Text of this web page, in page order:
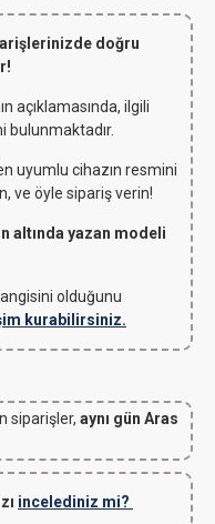
doğru
açıklamasında, ilgili
bulunmaktadır.
uyumlu cihazın resmini
ve öyle sipariş verin!
altında yazan modeli
olduğunu
kurabilirsiniz.
siparişler, aynı gün Aras
incelediniz mi?